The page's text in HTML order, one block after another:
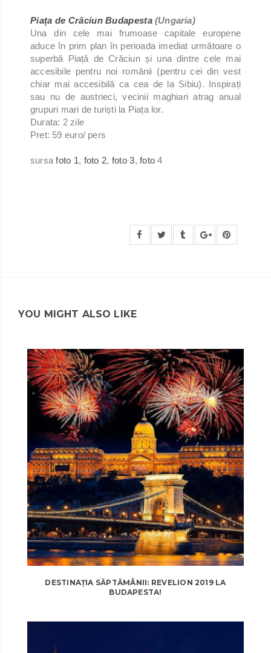
Piața de Crăciun Budapesta(Ungaria)
Una din cele mai frumoase capitale europene
aduce în prim plan în perioada imediat următoare o
superbă Piață de Crăciun și una dintre cele mai
accesibile pentru noi românii (pentru cei din vest
chiar mai accesibilă ca cea de la Sibiu). Inspirați
sau nu de austrieci, vecinii maghiari atrag anual
grupuri mari de turiști la Piața lor.
Durata: 2 zile
Pret: 59 euro/ pers
sursafoto 1, foto 2, foto 3, foto4
YOU MIGHT ALSO LIKE
DESTINAȚIA SĂPTĂMÂNII: REVELION 2019 LA
BUDAPESTA!